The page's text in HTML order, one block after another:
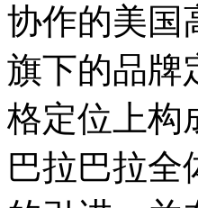
协作的美国
旗下的品牌
格定位上构
巴拉巴拉